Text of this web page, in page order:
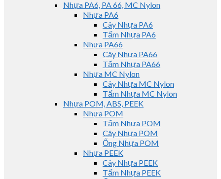
Nhựa PA6, PA 66, MC Nylon
Nhựa PA6
Cây Nhựa PA6
Tấm Nhựa PA6
Nhựa PA66
Cây Nhựa PA66
Tấm Nhựa PA66
Nhựa MC Nylon
Cây Nhựa MC Nylon
Tấm Nhựa MC Nylon
Nhựa POM, ABS, PEEK
Nhựa POM
Tấm Nhựa POM
Cây Nhựa POM
Ống Nhựa POM
Nhựa PEEK
Cây Nhựa PEEK
Tấm Nhựa PEEK